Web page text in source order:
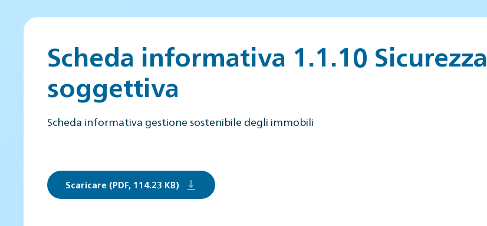
Scheda informativa 1.1.10 Sicurezza
soggettiva
Scheda informativa gestione sostenibile degli immobili
Scaricare (PDF, 114.23 KB)